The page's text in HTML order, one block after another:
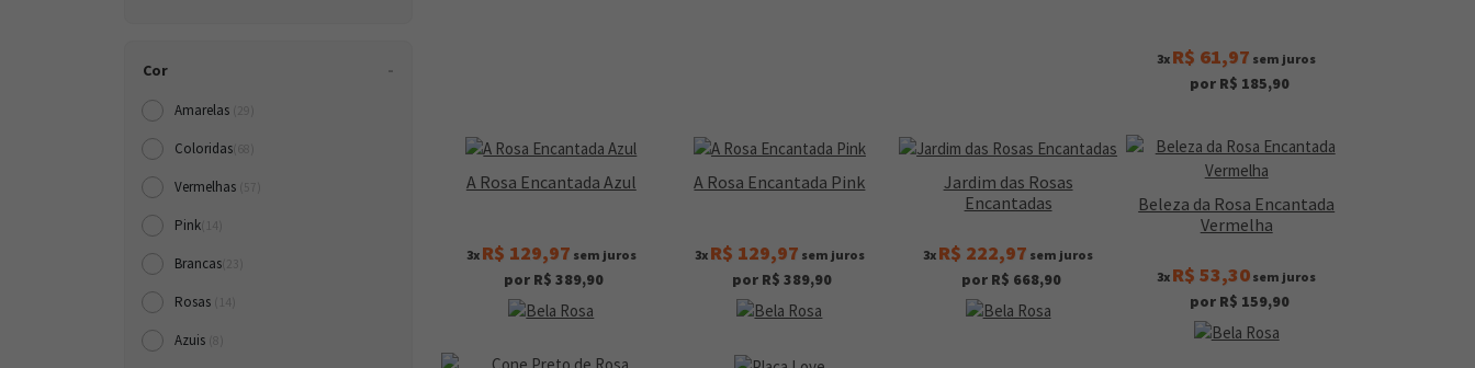
Cor
Amarelas
Coloridas
Vermelhas
Pink
Brancas
Rosas
Azuis
3x R$ 61,97 sem juros
por R$ 185,90
A Rosa Encantada Azul
3x R$ 129,97 sem juros
por R$ 389,90
A Rosa Encantada Pink
3x R$ 129,97 sem juros
por R$ 389,90
Jardim das Rosas
Encantadas
3x R$ 222,97 sem juros
por R$ 668,90
Beleza da Rosa Encantada
Vermelha
3x R$ 53,30 sem juros
por R$ 159,90